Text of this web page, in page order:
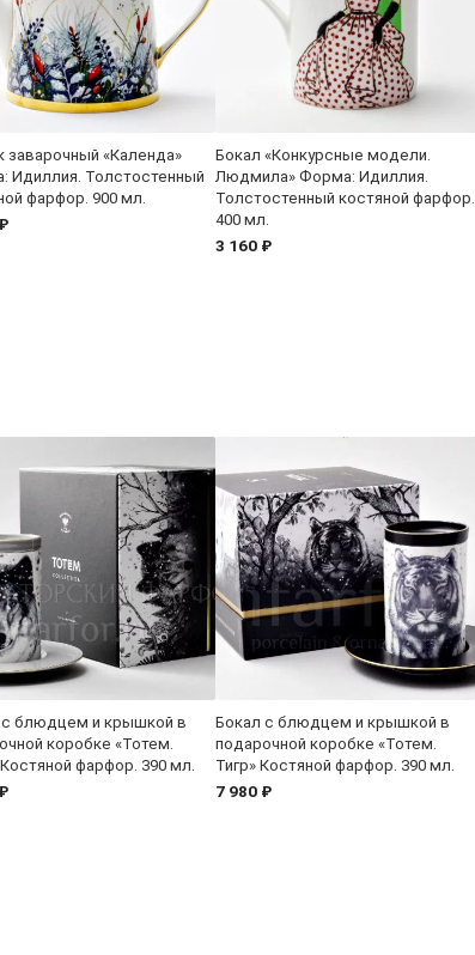
заварочный «Календа»
Идиллия. Толстостенный
фарфор. 900 мл.
Бокал «Конкурсные модели.
Людмила» Форма: Идиллия.
Толстостенный костяной фарфор.
400 мл.
3 160 ₽
с блюдцем и крышкой в
коробке «Тотем.
фарфор. 390 мл.
Бокал с блюдцем и крышкой в
подарочной коробке «Тотем.
Тигр» Костяной фарфор. 390 мл.
7 980 ₽